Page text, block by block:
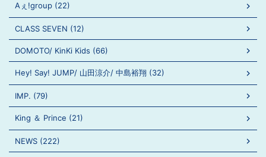
Aぇ!group (22)
CLASS SEVEN (12)
DOMOTO/ KinKi Kids (66)
Hey! Say! JUMP/ 山田涼介/ 中島裕翔 (32)
IMP. (79)
King ＆ Prince (21)
NEWS (222)